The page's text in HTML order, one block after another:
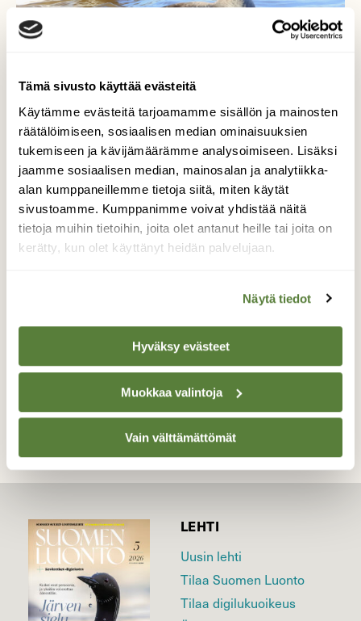
Tämä sivusto käyttää evästeitä
Käytämme evästeitä tarjoamamme sisällön ja mainosten
räätälöimiseen, sosiaalisen median ominaisuuksien
tukemiseen ja kävijämäärämme analysoimiseen. Lisäksi
jaamme sosiaalisen median, mainosalan ja analytiikka-
alan kumppaneillemme tietoja siitä, miten käytät
sivustoamme. Kumppanimme voivat yhdistää näitä
tietoja muihin tietoihin, joita olet antanut heille tai joita on
kerätty, kun olet käyttänyt heidän palvelujaan.
Näytä tiedot
Hyväksy evästeet
Muokkaa valintoja
Vain välttämättömät
Telkkäherra yrittää tehdä
vaikutuksen
Useampi telkkäherra oli kiinnostunut tästä
telkkäneidosta. Välillä oli rajuakin kiistaa,
Valokuvaaja: Irja Lehtinen, Lempäälä 8.4.2026
TAKAISIN LISTAAN
LEHTI
Uusin lehti
Tilaa Suomen Luonto
Tilaa digilukuoikeus